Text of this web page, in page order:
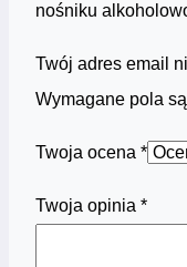
nośniku
Twój adres email
Wymagane pola
Twoja ocena *
Twoja opinia *